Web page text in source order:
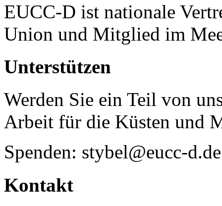
EUCC-D ist nationale
Union und Mitglied im
Unterstützen
Werden Sie ein Teil von
Arbeit für die Küsten und
Spenden: stybel@eucc-d.de
Kontakt